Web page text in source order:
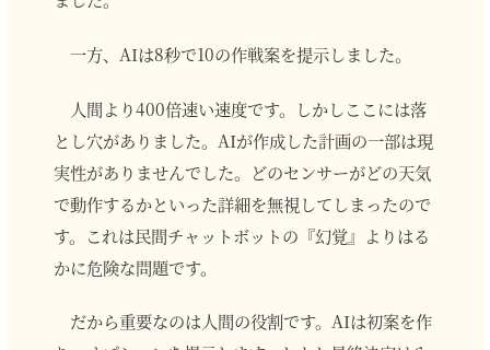
一方、AIは8秒で10の作戦案を提示しました。
人間より400倍速い速度です。しかしここには落
とし穴がありました。AIが作成した計画の一部は現
実性がありませんでした。どのセンサーがどの天気
で動作するかといった詳細を無視してしまったので
す。これは民間チャットボットの『幻覚』よりはる
かに危険な問題です。
だから重要なのは人間の役割です。AIは初案を作